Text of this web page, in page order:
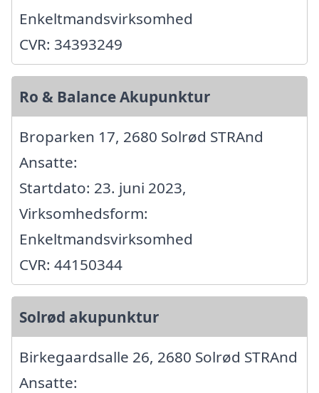
Enkeltmandsvirksomhed
CVR: 34393249
Ro & Balance Akupunktur
Broparken 17, 2680 Solrød STRAnd
Ansatte:
Startdato: 23. juni 2023,
Virksomhedsform:
Enkeltmandsvirksomhed
CVR: 44150344
Solrød akupunktur
Birkegaardsalle 26, 2680 Solrød STRAnd
Ansatte: